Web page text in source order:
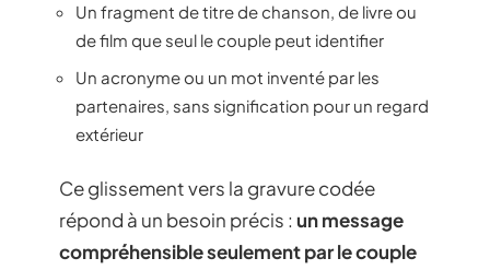
Un fragment de titre de chanson, de livre ou
de film que seul le couple peut identifier
Un acronyme ou un mot inventé par les
partenaires, sans signification pour un regard
extérieur
Ce glissement vers la gravure codée
répond à un besoin précis : un message
compréhensible seulement par le couple